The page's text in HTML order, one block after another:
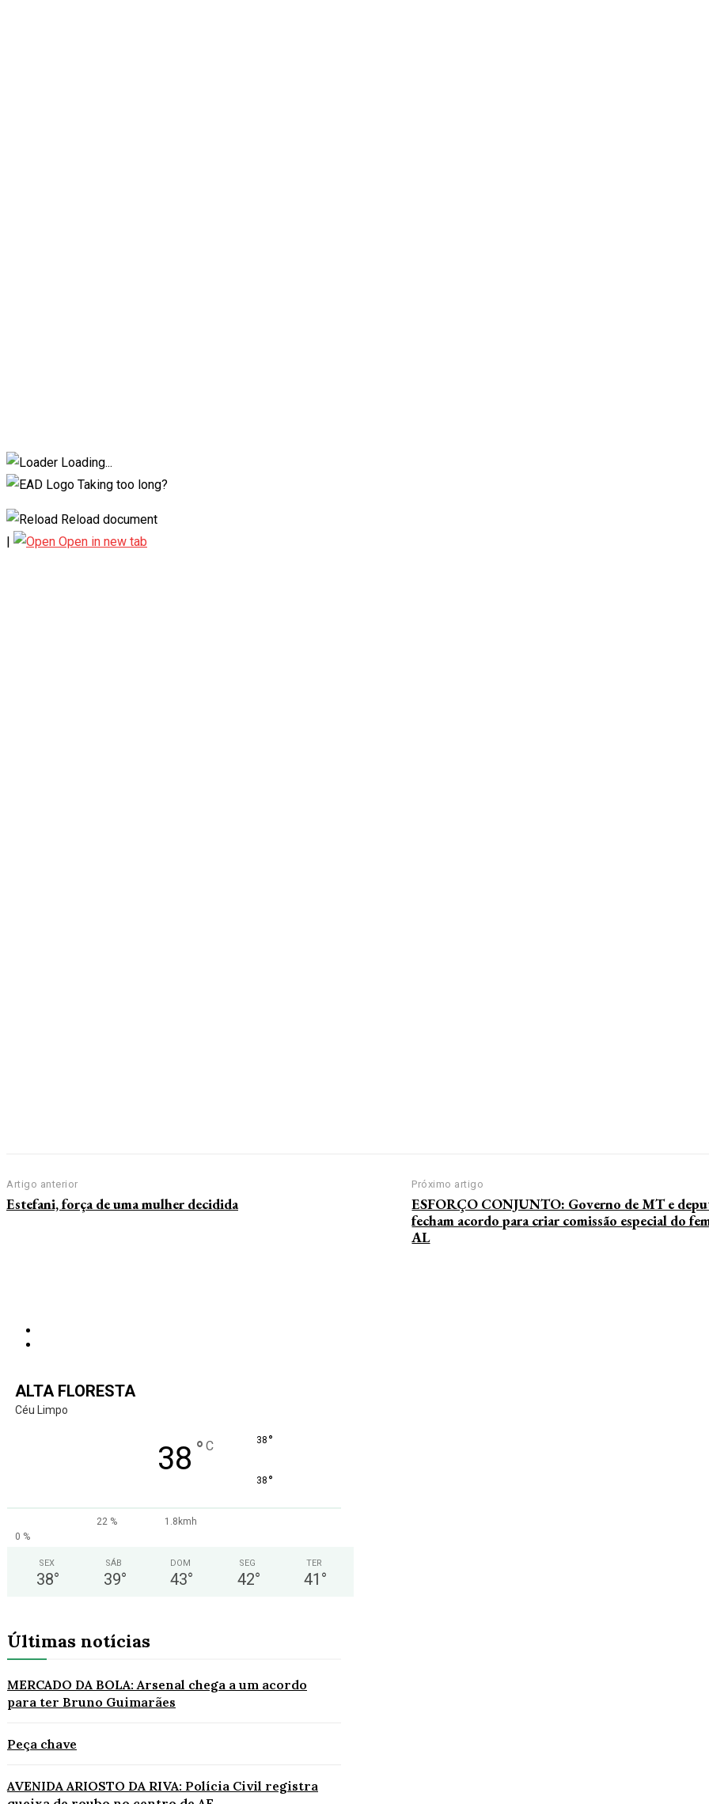
Loading...
Taking too long?
Reload document
|
Open in new tab
Artigo anterior
Estefani, força de uma mulher decidida
Próximo artigo
ESFORÇO CONJUNTO: Governo de MT e
fecham acordo para criar comissão especial do
AL
ALTA FLORESTA
Céu Limpo
38 ° C 38 °
38 °
22 %
1.8kmh
0 %
SEX
38°
SÁB
39°
DOM
43°
SEG
42°
TER
41 °
Últimas notícias
MERCADO DA BOLA: Arsenal chega a um acordo
para ter Bruno Guimarães
Peça chave
AVENIDA ARIOSTO DA RIVA: Polícia Civil registra